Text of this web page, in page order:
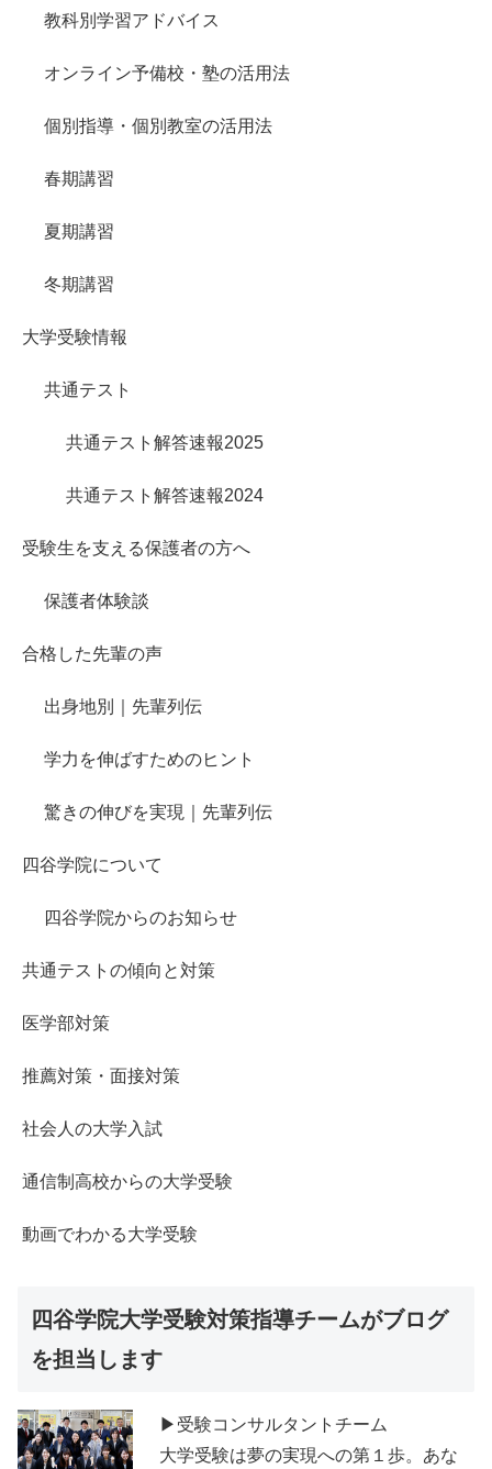
教科別学習アドバイス
オンライン予備校・塾の活用法
個別指導・個別教室の活用法
春期講習
夏期講習
冬期講習
大学受験情報
共通テスト
共通テスト解答速報2025
共通テスト解答速報2024
受験生を支える保護者の方へ
保護者体験談
合格した先輩の声
出身地別｜先輩列伝
学力を伸ばすためのヒント
驚きの伸びを実現｜先輩列伝
四谷学院について
四谷学院からのお知らせ
共通テストの傾向と対策
医学部対策
推薦対策・面接対策
社会人の大学入試
通信制高校からの大学受験
動画でわかる大学受験
四谷学院大学受験対策指導チームがブログ
を担当します
▶受験コンサルタントチーム
大学受験は夢の実現への第１歩。あな